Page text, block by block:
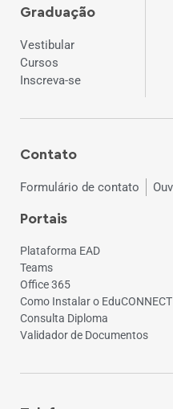
Graduação
Vestibular
Cursos
Inscreva-se
Contato
Formulário de contato
Portais
Plataforma EAD
Teams
Office 365
Como Instalar o EduCONNECT
Consulta Diploma
Validador de Documentos